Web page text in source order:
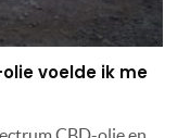
voelde ik me